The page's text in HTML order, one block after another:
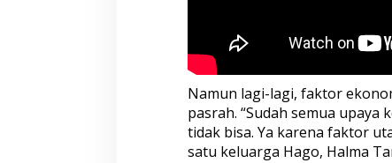
Namun lagi-lagi, faktor
pasrah. “Sudah semua
tidak bisa. Ya karena faktor
satu keluarga Hago, Halma